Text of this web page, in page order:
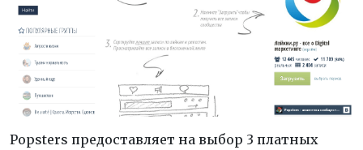
Popsters предоставляет на выбор 3 платных